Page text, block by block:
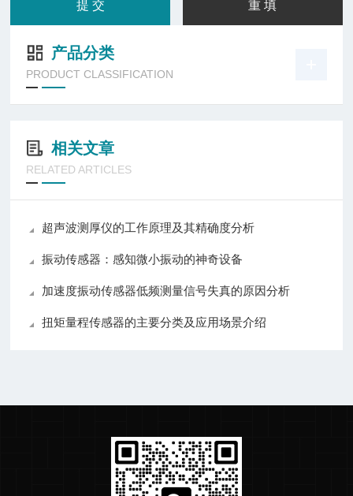
产品分类
PRODUCT CLASSIFICATION
相关文章
RELATED ARTICLES
超声波测厚仪的工作原理及其精确度分析
振动传感器：感知微小振动的神奇设备
加速度振动传感器低频测量信号失真的原因分析
扭矩量程传感器的主要分类及应用场景介绍